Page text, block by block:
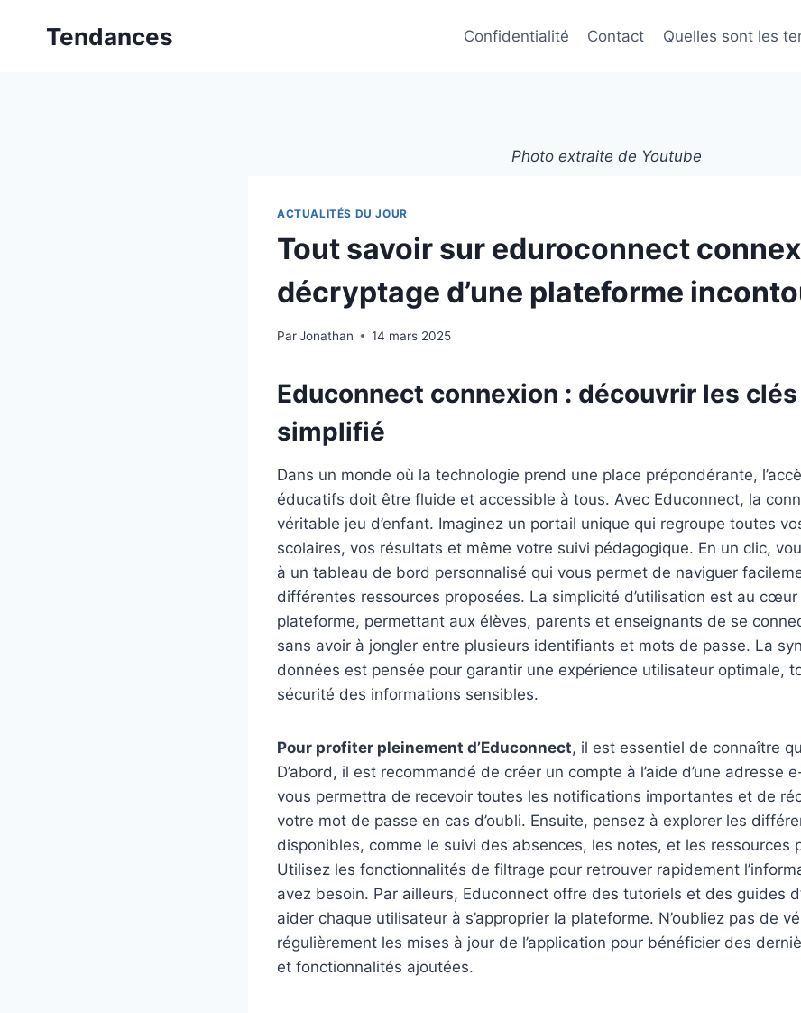
Tendances Confidentialité Contact Quelles sont les
Photo extraite de Youtube
ACTUALITÉS DU JOUR
Tout savoir sur eduroconnect
décryptage d’une plateforme
ParJonathan 14 mars 2025
Educonnect connexion : découvrir les clés
simplifié
Dans un monde où la technologie prend une place prépondérante,
éducatifs doit être fluide et accessible à tous. Avec Educonnect, la
véritable jeu d’enfant. Imaginez un portail unique qui regroupe toutes
scolaires, vos résultats et même votre suivi pédagogique. En un clic,
à un tableau de bord personnalisé qui vous permet de naviguer
différentes ressources proposées. La simplicité d’utilisation est au
plateforme, permettant aux élèves, parents et enseignants de se
sans avoir à jongler entre plusieurs identifiants et mots de passe. La
données est pensée pour garantir une expérience utilisateur optimale,
sécurité des informations sensibles.
Pour profiter pleinement d’Educonnect, il est essentiel de connaître
D’abord, il est recommandé de créer un compte à l’aide d’une adresse
vous permettra de recevoir toutes les notifications importantes et de
votre mot de passe en cas d’oubli. Ensuite, pensez à explorer les
disponibles, comme le suivi des absences, les notes, et les ressources
Utilisez les fonctionnalités de filtrage pour retrouver rapidement
avez besoin. Par ailleurs, Educonnect offre des tutoriels et des guides
aider chaque utilisateur à s’approprier la plateforme. N’oubliez pas de
régulièrement les mises à jour de l’application pour bénéficier des
et fonctionnalités ajoutées.